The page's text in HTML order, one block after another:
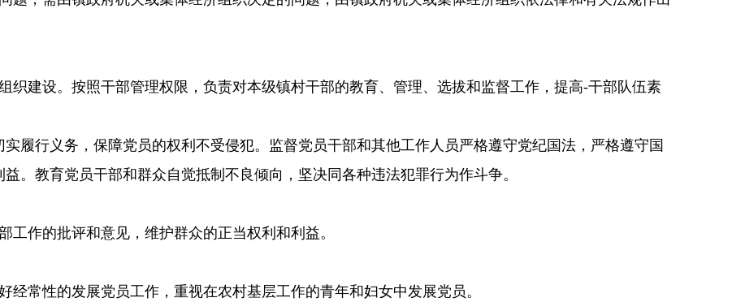
织建设。按照干部管理权限，负责对本级镇村干部的教育、管理、选拔和监督工作，提高-干部队伍素
履行义务，保障党员的权利不受侵犯。监督党员干部和其他工作人员严格遵守党纪国法，严格遵守国
。教育党员干部和群众自觉抵制不良倾向，坚决同各种违法犯罪行为作斗争。
作的批评和意见，维护群众的正当权利和利益。
常性的发展党员工作，重视在农村基层工作的青年和妇女中发展党员。